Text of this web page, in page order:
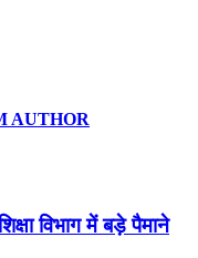
AUTHOR
विभाग में बड़े पैमाने